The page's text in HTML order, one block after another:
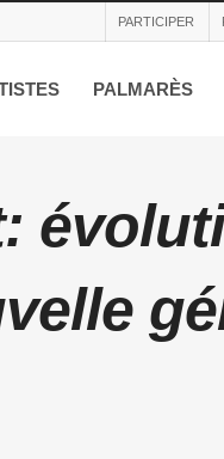
PARTICIPER
PALMARÈS